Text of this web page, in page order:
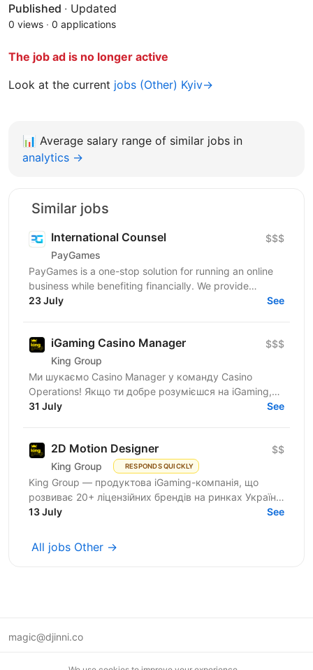
Published · Updated
0 views · 0 applications
The job ad is no longer active
Look at the current jobs (Other) Kyiv→
📊 Average salary range of similar jobs in
analytics →
Similar jobs
International Counsel
PayGames
$$$
PayGames is a one-stop solution for running an online
business while benefiting financially. We provide
comprehensive B2B solutions, enabling businesses to...
23 July See
iGaming Casino Manager
King Group
$$$
Ми шукаємо Casino Manager у команду Casino
Operations! Якщо ти добре розумієшся на iGaming,
вмієш працювати з ігровими провайдерами, любиш
31 July See
2D Motion Designer
King Group RESPONDS QUICKLY
$$
King Group — продуктова iGaming-компанія, що
розвиває 20+ ліцензійних брендів на ринках України
та Tier 1. Більше 1 000 спеціалістів і 4 000 000+...
13 July See
All jobs Other →
magic@djinni.co